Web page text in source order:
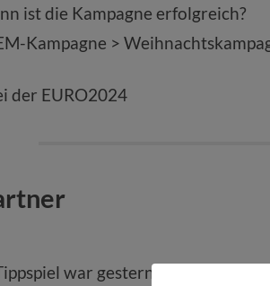
ist die Kampagne erfolgreich?
Kampagne >
war gestern. Pünktlich zur